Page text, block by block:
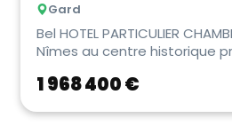
Gard
Bel HOTEL PARTICULIER
Nîmes au centre historique
1 968 400 €